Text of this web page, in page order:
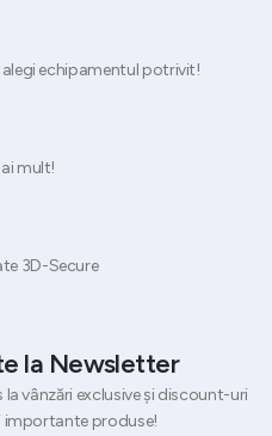
echipamentul potrivit!
mult!
3D-Secure
la Newsletter
vânzări exclusive și discount-uri
importante produse!